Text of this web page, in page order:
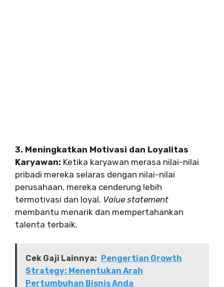
3. Meningkatkan Motivasi dan Loyalitas
Karyawan: Ketika karyawan merasa nilai-nilai
pribadi mereka selaras dengan nilai-nilai
perusahaan, mereka cenderung lebih
termotivasi dan loyal. Value statement
membantu menarik dan mempertahankan
talenta terbaik.
Cek Gaji Lainnya: Pengertian Growth
Strategy: Menentukan Arah
Pertumbuhan Bisnis Anda